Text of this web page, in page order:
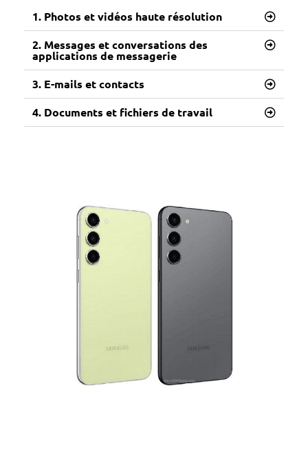
1. Photos et vidéos haute résolution
2. Messages et conversations des
applications de messagerie
3. E-mails et contacts
4. Documents et fichiers de travail